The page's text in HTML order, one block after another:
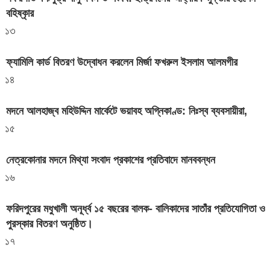
বহিষ্কৃার
১৩
ফ্যামিলি কার্ড বিতরণ উদ্বোধন করলেন মির্জা ফখরুল ইসলাম আলমগীর
১৪
মদনে আলহাজ্ব মহিউদ্দিন মার্কেটে ভয়াবহ অগ্নিকাণ্ড: নিঃস্ব ব্যবসায়ীরা,
১৫
নেত্রকোনার মদনে মিথ্যা সংবাদ প্রকাশের প্রতিবাদে মানববন্ধন
১৬
ফরিদপুরের মধুখালী অনূর্ধ্ব ১৫ বছরের বালক- বালিকাদের সাতাঁর প্রতিযোগিতা ও
পুরস্কার বিতরণ অনুষ্ঠিত।
১৭